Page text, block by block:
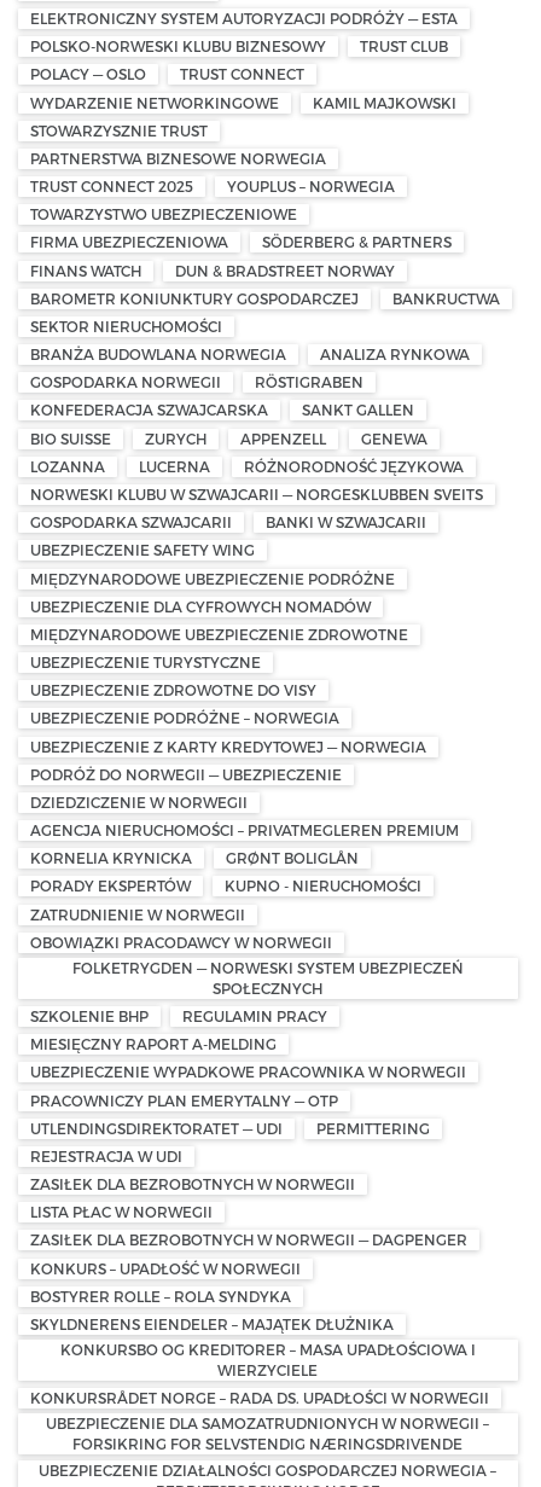
ELEKTRONICZNY SYSTEM AUTORYZACJI PODRÓŻY — ESTA
POLSKO-NORWESKI KLUBU BIZNESOWY
TRUST CLUB
POLACY — OSLO
TRUST CONNECT
WYDARZENIE NETWORKINGOWE
KAMIL MAJKOWSKI
STOWARZYSZNIE TRUST
PARTNERSTWA BIZNESOWE NORWEGIA
TRUST CONNECT 2025
YOUPLUS – NORWEGIA
TOWARZYSTWO UBEZPIECZENIOWE
FIRMA UBEZPIECZENIOWA
SÖDERBERG & PARTNERS
FINANS WATCH
DUN & BRADSTREET NORWAY
BAROMETR KONIUNKTURY GOSPODARCZEJ
BANKRUCTWA
SEKTOR NIERUCHOMOŚCI
BRANŻA BUDOWLANA NORWEGIA
ANALIZA RYNKOWA
GOSPODARKA NORWEGII
RÖSTIGRABEN
KONFEDERACJA SZWAJCARSKA
SANKT GALLEN
BIO SUISSE
ZURYCH APPENZELL
GENEWA
LOZANNA
LUCERNA
RÓŻNORODNOŚĆ JĘZYKOWA
NORWESKI KLUBU W SZWAJCARII — NORGESKLUBBEN SVEITS
GOSPODARKA SZWAJCARII
BANKI W SZWAJCARII
UBEZPIECZENIE SAFETY WING
MIĘDZYNARODOWE UBEZPIECZENIE PODRÓŻNE
UBEZPIECZENIE DLA CYFROWYCH NOMADÓW
MIĘDZYNARODOWE UBEZPIECZENIE ZDROWOTNE
UBEZPIECZENIE TURYSTYCZNE
UBEZPIECZENIE ZDROWOTNE DO VISY
UBEZPIECZENIE PODRÓŻNE – NORWEGIA
UBEZPIECZENIE Z KARTY KREDYTOWEJ — NORWEGIA
PODRÓŻ DO NORWEGII — UBEZPIECZENIE
DZIEDZICZENIE W NORWEGII
AGENCJA NIERUCHOMOŚCI – PRIVATMEGLEREN PREMIUM
KORNELIA KRYNICKA
GRØNT BOLIGLÅN
PORADY EKSPERTÓW
KUPNO - NIERUCHOMOŚCI
ZATRUDNIENIE W NORWEGII
OBOWIĄZKI PRACODAWCY W NORWEGII
FOLKETRYGDEN — NORWESKI SYSTEM UBEZPIECZEŃ
SPOŁECZNYCH
SZKOLENIE BHP
REGULAMIN PRACY
MIESIĘCZNY RAPORT A-MELDING
UBEZPIECZENIE WYPADKOWE PRACOWNIKA W NORWEGII
PRACOWNICZY PLAN EMERYTALNY — OTP
UTLENDINGSDIREKTORATET — UDI
PERMITTERING
REJESTRACJA W UDI
ZASIŁEK DLA BEZROBOTNYCH W NORWEGII
LISTA PŁAC W NORWEGII
ZASIŁEK DLA BEZROBOTNYCH W NORWEGII — DAGPENGER
KONKURS – UPADŁOŚĆ W NORWEGII
BOSTYRER ROLLE – ROLA SYNDYKA
SKYLDNERENS EIENDELER – MAJĄTEK DŁUŻNIKA
KONKURSBO OG KREDITORER – MASA UPADŁOŚCIOWA I
WIERZYCIELE
KONKURSRÅDET NORGE – RADA DS. UPADŁOŚCI W NORWEGII
UBEZPIECZENIE DLA SAMOZATRUDNIONYCH W NORWEGII –
FORSIKRING FOR SELVSTENDIG NÆRINGSDRIVENDE
UBEZPIECZENIE DZIAŁALNOŚCI GOSPODARCZEJ NORWEGIA –